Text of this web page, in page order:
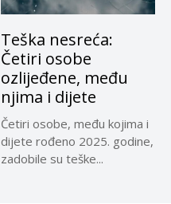
Teška nesreća:
Četiri osobe
ozlijeđene, među
njima i dijete
Četiri osobe, među kojima i
dijete rođeno 2025. godine,
zadobile su teške...